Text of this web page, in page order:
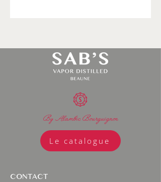
By Alambic Bourguignon
Le catalogue
CONTACT